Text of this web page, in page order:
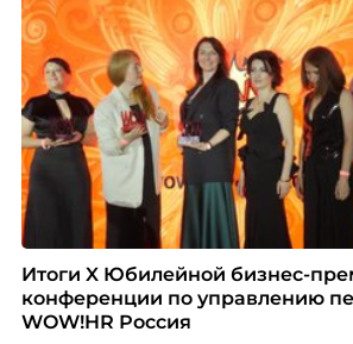
Итоги X Юбилейной бизнес-
конференции по управлению
WOW!HR Россия